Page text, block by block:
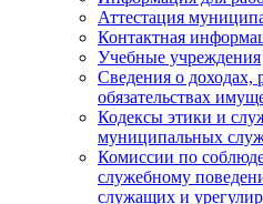
Аттестация
Контактная
Учебные учреждения
Сведения о доходах,
обязательствах
Кодексы этики и
муниципальных
Комиссии по
служебному
служащих и